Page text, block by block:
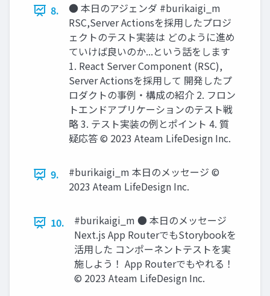
8.
● 本⽇のアジェンダ #burikaigi_m
RSC,Server Actionsを採⽤したプロジ
ェクトのテスト実装は どのように進め
ていけば良いのか...という話をします
1. React Server Component (RSC),
Server Actionsを採⽤して 開発したプ
ロダクトの事例‧構成の紹介 2. フロン
トエンドアプリケーションのテスト戦
略 3. テスト実装の例とポイント 4. 質
疑応答 © 2023 Ateam LifeDesign Inc.
9.
#burikaigi_m 本⽇のメッセージ ©
2023 Ateam LifeDesign Inc.
10.
#burikaigi_m ● 本⽇のメッセージ
Next.js App RouterでもStorybookを
活⽤した コンポーネントテストを実
施しよう！ App Routerでもやれる！
© 2023 Ateam LifeDesign Inc.